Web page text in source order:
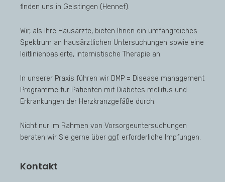
finden uns in Geistingen (Hennef).
Wir, als Ihre Hausärzte, bieten Ihnen ein umfangreiches
Spektrum an hausärztlichen Untersuchungen sowie eine
leitlinienbasierte, internistische Therapie an.
In unserer Praxis führen wir DMP = Disease management
Programme für Patienten mit Diabetes mellitus und
Erkrankungen der Herzkranzgefäße durch.
Nicht nur im Rahmen von Vorsorgeuntersuchungen
beraten wir Sie gerne über ggf. erforderliche Impfungen.
Kontakt